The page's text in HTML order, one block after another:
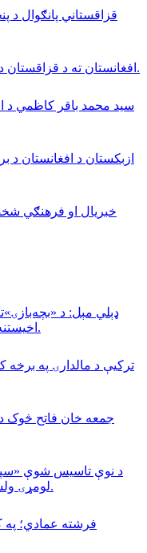
افغانستان ته د قزاقستان د غلو صادرات ۵۷ سلنه زيات شوي.
سید محمد باقر کاظمي د
خبريال او فرهنګي
ډېلي مېل: د
اخیستنه لا هم په افغانستان کې دوام لري.
د نوې تاسیس شوې
لومړۍ ولسوالۍ د سقوط په اړه نوې اعلامیه.
فرشته عمادي؛ په